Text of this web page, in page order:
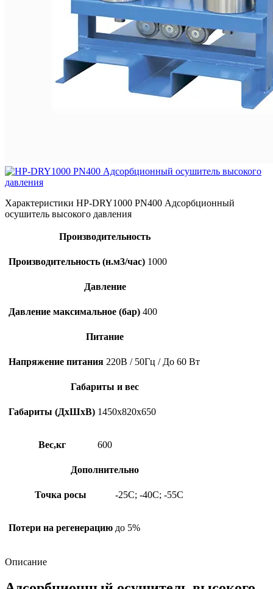
Характеристики HP-DRY1000 PN400 Адсорбционный
осушитель высокого давления
Производительность
Производительность (н.м3/час) 1000
Давление
Давление максимальное (бар) 400
Питание
Напряжение питания 220В / 50Гц / До 60 Вт
Габариты и вес
Габариты (ДхШхВ) 1450х820х650
Вес,кг 600
Дополнительно
Точка росы -25C; -40C; -55C
Потери на регенерацию до 5%
Описание